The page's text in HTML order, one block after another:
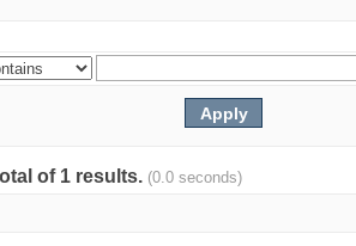
of 1 results. (0.0 seconds)